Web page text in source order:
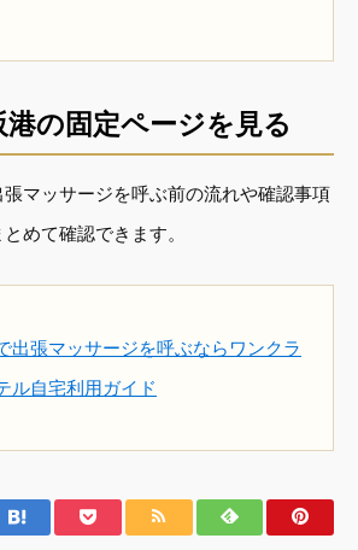
の固定ページを見る
マッサージを呼ぶ前の流れや確認事項
めて確認できます。
出張マッサージを呼ぶならワンクラ
ル自宅利用ガイド